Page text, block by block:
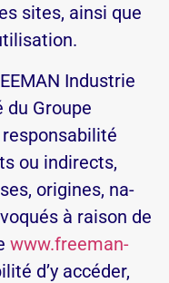
sites, ainsi que
Industrie
Groupe
res­pon­sa­bi­lité
ou in­di­rects,
ori­gines, na­
à raison de
www.freeman-
d’y ac­céder,